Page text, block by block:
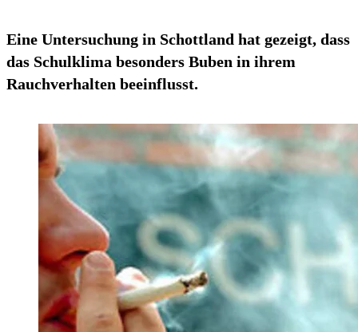
Eine Untersuchung in Schottland hat gezeigt, dass
das Schulklima besonders Buben in ihrem
Rauchverhalten beeinflusst.